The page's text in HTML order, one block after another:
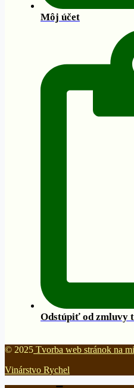
Môj účet
Odstúpiť od zmluvy
© 2025 Tvorba web stránok na
Vinárstvo Rychel